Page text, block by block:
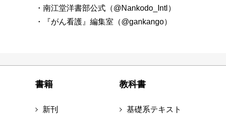
・南江堂洋書部公式（@Nankodo_Intl）
・『がん看護』編集室（@gankango）
書籍
新刊
教科書
基礎系テキスト